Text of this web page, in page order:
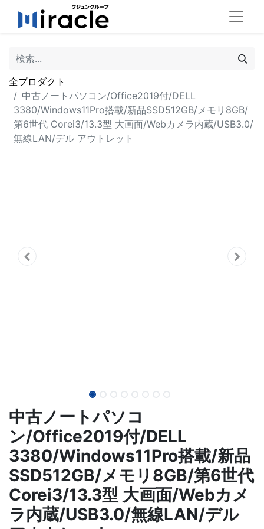
全プロダクト
中古ノートパソコン/Office2019付/DELL
3380/Windows11Pro搭載/新品SSD512GB/メモリ8GB/
第6世代 Corei3/13.3型 大画面/Webカメラ内蔵/USB3.0/
無線LAN/デル アウトレット
中古ノートパソコ
ン/Office2019付/DELL
3380/Windows11Pro搭載/新品
SSD512GB/メモリ8GB/第6世代
Corei3/13.3型 大画面/Webカメ
ラ内蔵/USB3.0/無線LAN/デル